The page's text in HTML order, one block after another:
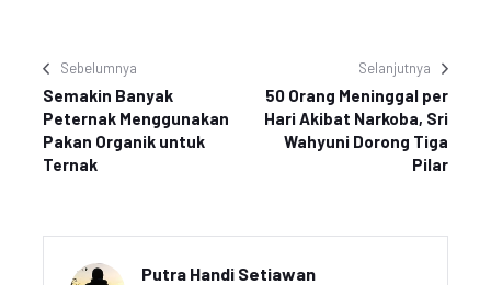
Sebelumnya
Semakin Banyak
Peternak Menggunakan
Pakan Organik untuk
Ternak
Selanjutnya
50 Orang Meninggal per
Hari Akibat Narkoba, Sri
Wahyuni Dorong Tiga
Pilar
Putra Handi Setiawan